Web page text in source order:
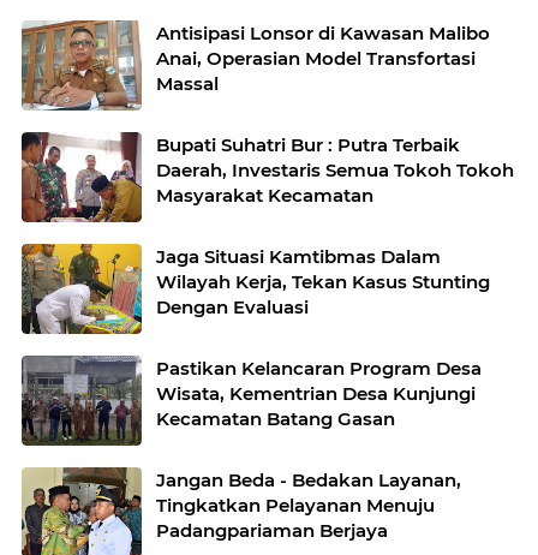
Antisipasi Lonsor di Kawasan Malibo
Anai, Operasian Model Transfortasi
Massal
Bupati Suhatri Bur : Putra Terbaik
Daerah, Investaris Semua Tokoh Tokoh
Masyarakat Kecamatan
Jaga Situasi Kamtibmas Dalam
Wilayah Kerja, Tekan Kasus Stunting
Dengan Evaluasi
Pastikan Kelancaran Program Desa
Wisata, Kementrian Desa Kunjungi
Kecamatan Batang Gasan
Jangan Beda - Bedakan Layanan,
Tingkatkan Pelayanan Menuju
Padangpariaman Berjaya